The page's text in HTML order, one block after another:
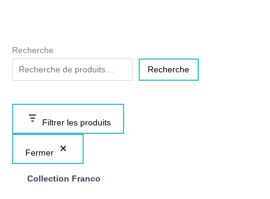
Recherche
Recherche
Filtrer les produits
Fermer
Collection Franco